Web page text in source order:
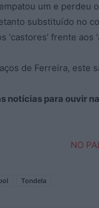
um e perdeu
substituído no
‘castores’ frente aos
de Ferreira, este
notícias para ouvir
Tondela